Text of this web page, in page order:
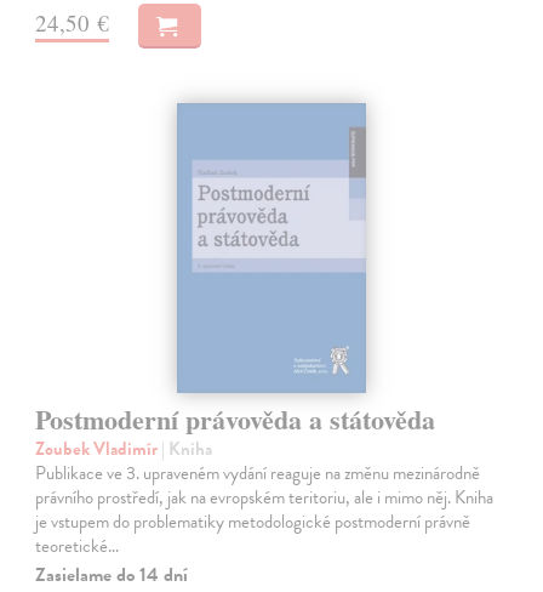
24,50 €
Postmoderní právověda a státověda
Zoubek Vladimír| Kniha
Publikace ve 3. upraveném vydání reaguje na změnu mezinárodně
právního prostředí, jak na evropském teritoriu, ale i mimo něj. Kniha
je vstupem do problematiky metodologické postmoderní právně
teoretické…
Zasielame do 14 dní